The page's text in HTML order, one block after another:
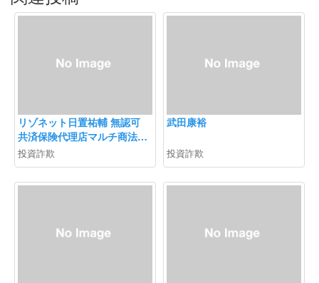
リゾネット日置祐輔 無認可
共済保険代理店マルチ商法
ネクストエイド勧誘注意
投資詐欺
武田康裕
投資詐欺